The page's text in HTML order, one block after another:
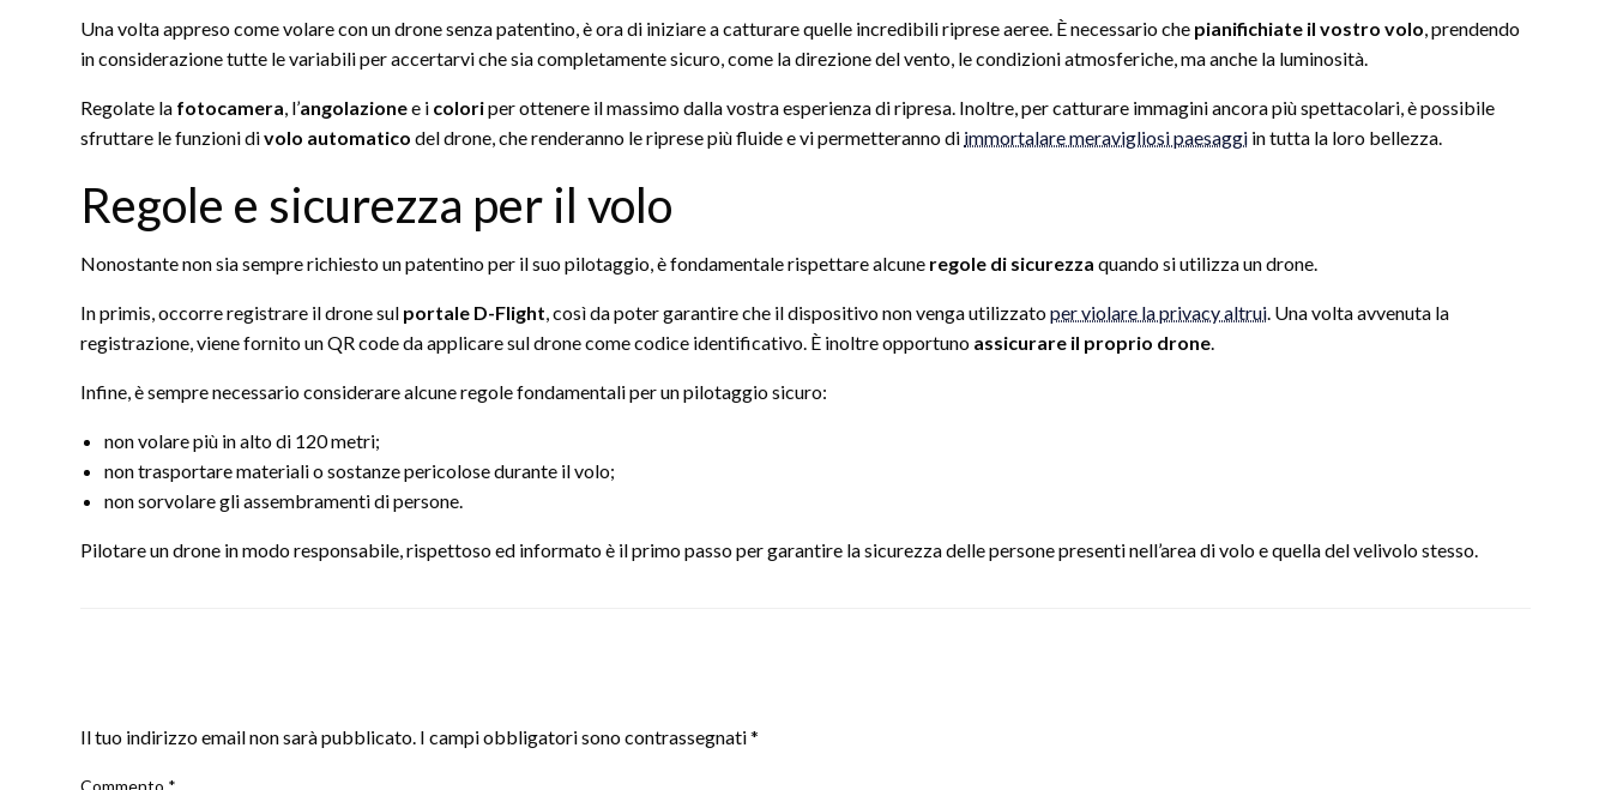
Una volta appreso come volare con un drone senza patentino, è ora di iniziare a catturare quelle incredibili riprese aeree. È necessario che pianifichiate il vostro volo, prendendo
in considerazione tutte le variabili per accertarvi che sia completamente sicuro, come la direzione del vento, le condizioni atmosferiche, ma anche la luminosità.
Regolate la fotocamera, l’angolazionee i coloriper ottenere il massimo dalla vostra esperienza di ripresa. Inoltre, per catturare immagini ancora più spettacolari, è possibile
sfruttare le funzioni divolo automatico del drone, che renderanno le riprese più fluide e vi permetteranno di immortalare meravigliosi paesaggi in tutta la loro bellezza.
Regole e sicurezza per il volo
Nonostante non sia sempre richiesto un patentino per il suo pilotaggio, è fondamentale rispettare alcune regole di sicurezza quando si utilizza un drone.
In primis, occorre registrare il drone sul portale D-Flight, così da poter garantire che il dispositivo non venga utilizzatoper violare la privacy altrui. Una volta avvenuta la
registrazione, viene fornito un QR code da applicare sul drone come codice identificativo. È inoltre opportuno assicurare il proprio drone.
Infine, è sempre necessario considerare alcune regole fondamentali per un pilotaggio sicuro:
non volare più in alto di 120 metri;
non trasportare materiali o sostanze pericolose durante il volo;
non sorvolare gli assembramenti di persone.
Pilotare un drone in modo responsabile, rispettoso ed informato è il primo passo per garantire la sicurezza delle persone presenti nell’area di volo e quella del velivolo stesso.
Il tuo indirizzo email non sarà pubblicato. I campi obbligatori sono contrassegnati*
Commento *